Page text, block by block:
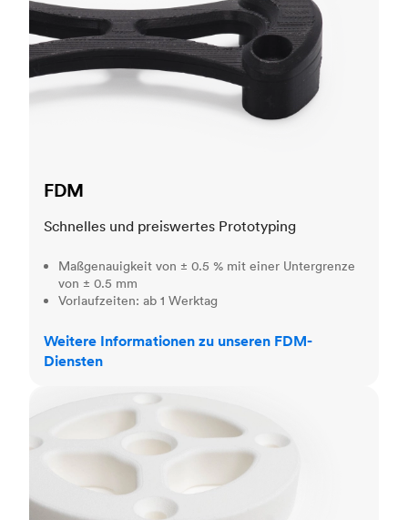
FDM
Schnelles und preiswertes Prototyping
Maßgenauigkeit von ± 0.5 % mit einer Untergrenze
von ± 0.5 mm
Vorlaufzeiten: ab 1 Werktag
Weitere Informationen zu unseren FDM-
Diensten